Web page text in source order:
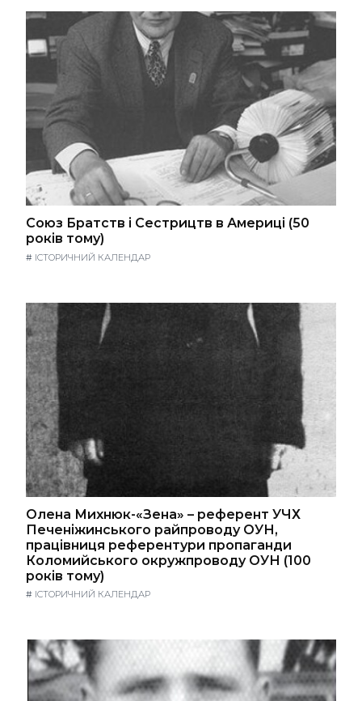
Союз Братств і Сестрицтв в Америці (50
років тому)
# ІСТОРИЧНИЙ КАЛЕНДАР
Олена Михнюк-«Зена» – референт УЧХ
Печеніжинського райпроводу ОУН,
працівниця референтури пропаганди
Коломийського окружпроводу ОУН (100
років тому)
# ІСТОРИЧНИЙ КАЛЕНДАР